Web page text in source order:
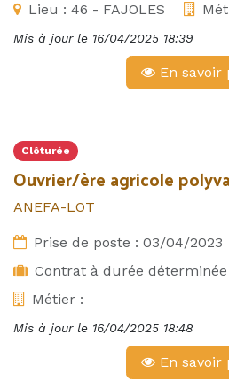
Lieu : 46 - FAJOLES
Mis à jour le 16/04/2025 18:39
En savoir
Clôturée
Ouvrier/ère agricole
ANEFA-LOT
Prise de poste : 03/04/2023
Contrat à durée déterminée
Métier :
Mis à jour le 16/04/2025 18:48
En savoir